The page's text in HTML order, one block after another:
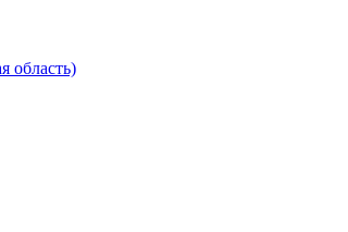
область)